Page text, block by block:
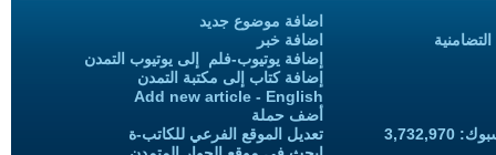
اضافة موضوع جديد
اضافة خبر
إضافة يوتيوب-فلم إلى يوتيوب التمدن
إضافة كتاب إلى مكتبة التمدن
Add new article - English
أضف حملة
تعديل الموقع الفرعي للكاتب-ة